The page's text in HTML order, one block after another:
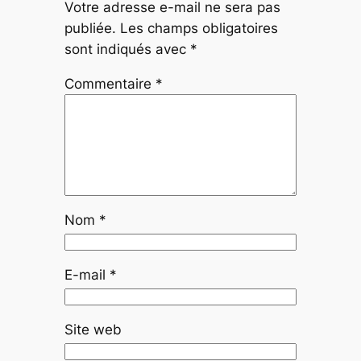
Votre adresse e-mail ne sera pas
publiée. Les champs obligatoires
sont indiqués avec *
Commentaire *
Nom *
E-mail *
Site web